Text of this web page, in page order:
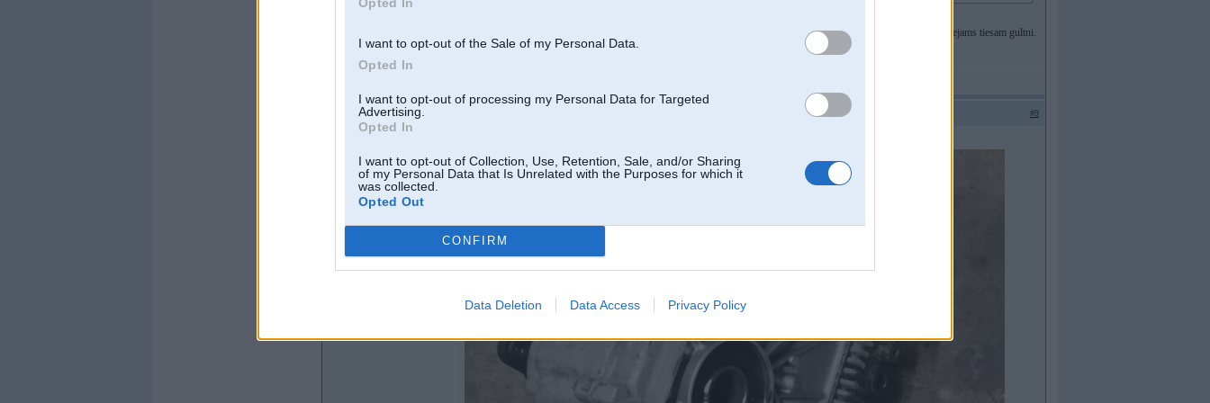
I want to opt-out of the Sale of my Personal Data.
Opted In
I want to opt-out of processing my Personal Data for Targeted
Advertising.
Opted In
I want to opt-out of Collection, Use, Retention, Sale, and/or Sharing
of my Personal Data that Is Unrelated with the Purposes for which it
was collected.
Opted Out
CONFIRM
Data Deletion Data Access Privacy Policy
Oi sorry, kka nepiefikseju, ka xdrive. Jebkura gadijuma, japarauj vala un janodefekte, ta skana diezgan smalka, iespejams tiesam gultni.
Sazobe lidz ar to ari nav preciza vienai pret otru, ta ka apskati zobus ari vai nav zili
ezissssss #9
Kopš:
No:Gulbene